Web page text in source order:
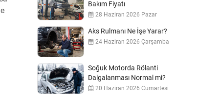
Bakım Fiyatı
28 Haziran 2026 Pazar
Aks Rulmanı Ne İşe Yarar?
24 Haziran 2026 Çarşamba
Soğuk Motorda Rölanti
Dalgalanması Normal mi?
20 Haziran 2026 Cumartesi